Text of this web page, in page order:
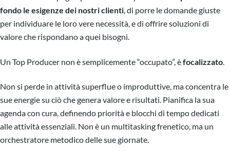
fondo le esigenze dei nostri clienti , di porre le domande giuste
per individuare le loro vere necessità, e di offrire soluzioni di
valore che rispondano a quei bisogni.
Un Top Producer non è semplicemente “occupato”, èfocalizzato
Non si perde in attività superflue o improduttive, ma concentra le
sue energie su ciò che genera valore e risultati. Pianifica la sua
agenda con cura, definendo priorità e blocchi di tempo dedicati
alle attività essenziali. Non è un multitasking frenetico, ma un
orchestratore metodico delle sue giornate.